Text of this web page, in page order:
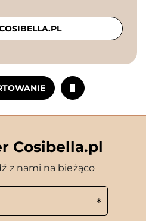
Cosibella.pl
z nami na bieżąco